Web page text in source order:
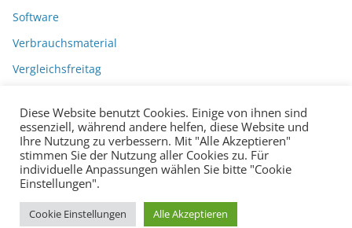
Software
Verbrauchsmaterial
Vergleichsfreitag
Copyright © 2026BarcodeBlog
Diese Website benutzt Cookies. Einige von ihnen sind
essenziell, während andere helfen, diese Website und
Ihre Nutzung zu verbessern. Mit "Alle Akzeptieren"
stimmen Sie der Nutzung aller Cookies zu. Für
individuelle Anpassungen wählen Sie bitte "Cookie
Einstellungen".
Cookie Einstellungen Alle Akzeptieren